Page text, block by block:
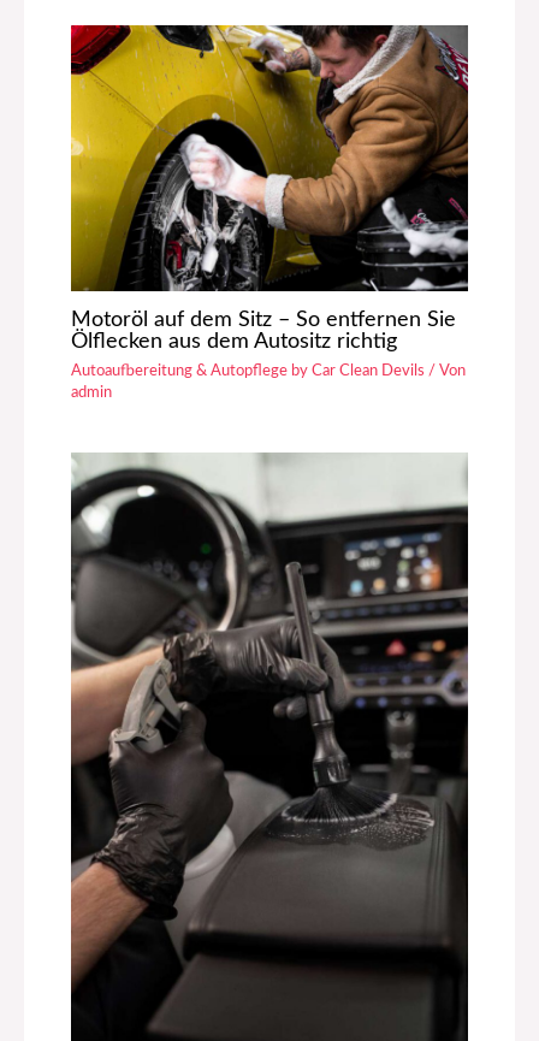
Motoröl auf dem Sitz – So entfernen Sie
Ölflecken aus dem Autositz richtig
Autoaufbereitung & Autopflege by Car Clean Devils / Von
admin